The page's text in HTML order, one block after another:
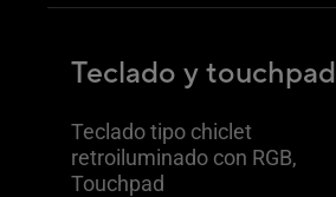
Teclado y touchpad
Teclado tipo chiclet
retroiluminado con RGB,
Touchpad